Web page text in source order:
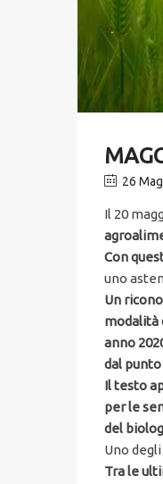
26
Il 20
Con
uno
Un
modalità
anno
dal
Il testo
per le
del
Uno
Tra le